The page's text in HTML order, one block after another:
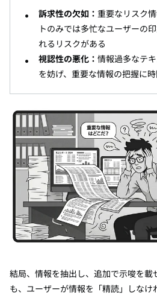
訴求性の欠如： 重要なリスク
トのみでは多忙なユーザーの
れるリスクがある
視認性の悪化： 情報過多なテ
を妨げ、重要な情報の把握に
結局、情報を抽出し、追加で示唆を載
も、ユーザーが情報を「精読」しな